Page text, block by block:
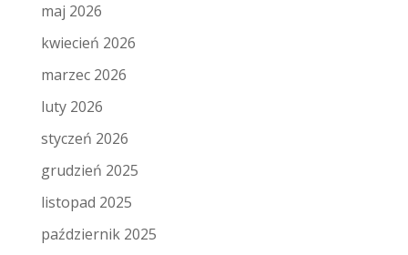
maj 2026
kwiecień 2026
marzec 2026
luty 2026
styczeń 2026
grudzień 2025
listopad 2025
październik 2025